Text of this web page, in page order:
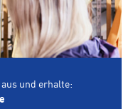
aus und erhalte: